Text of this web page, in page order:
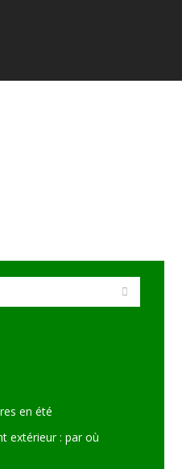
en été
extérieur : par où